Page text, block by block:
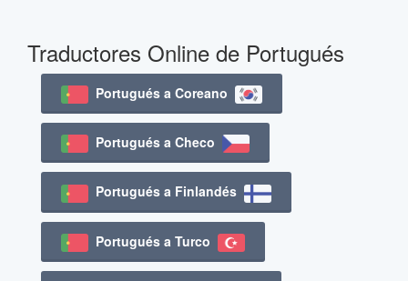
Traductores Online de Portugués
Portugués a Coreano
Portugués a Checo
Portugués a Finlandés
Portugués a Turco